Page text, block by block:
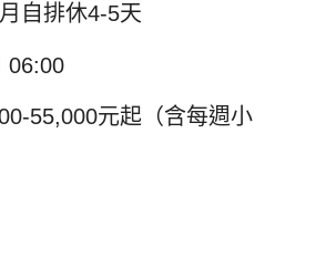
自排休4-5天
06:00
55,000元起（含每週小